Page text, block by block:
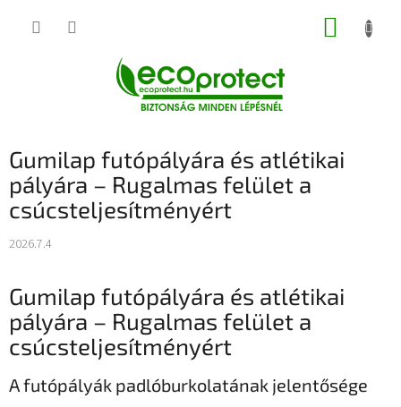
KOSÁR
Gumilap futópályára és atlétikai
pályára – Rugalmas felület a
csúcsteljesítményért
2026.7.4
Gumilap futópályára és atlétikai
pályára – Rugalmas felület a
csúcsteljesítményért
A futópályák padlóburkolatának jelentősége